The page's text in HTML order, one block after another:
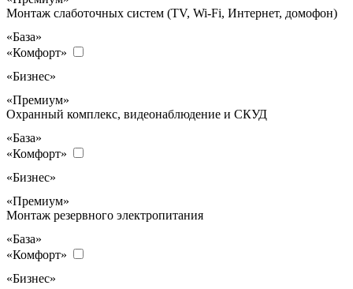
Монтаж слаботочных систем (TV, Wi-Fi, Интернет, домофон)
«База»
«Комфорт»
«Бизнес»
«Премиум»
Охранный комплекс, видеонаблюдение и СКУД
«База»
«Комфорт»
«Бизнес»
«Премиум»
Монтаж резервного электропитания
«База»
«Комфорт»
«Бизнес»